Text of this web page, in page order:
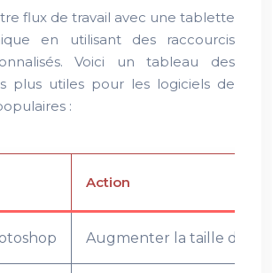
flux de travail avec une tablette
en utilisant des raccourcis
Voici un tableau des
plus utiles pour les logiciels de
:
Action
Augmenter la taille du